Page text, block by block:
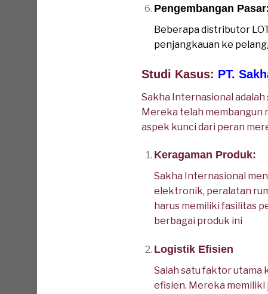
Pengembangan
Beberapa distributor
penjangkauan ke
Studi Kasus: PT.
Sakha Internasional adalah
Mereka telah membangun
aspek kunci dari peran
Keragaman Produk:
Sakha Internasional
elektronik, peralatan
harus memiliki fasilitas
berbagai produk ini
Logistik Efisien
Salah satu faktor utama
efisien. Mereka